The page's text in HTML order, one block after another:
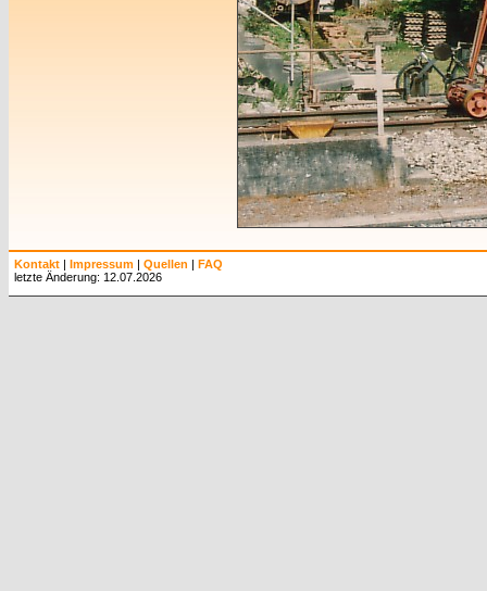
Kontakt | Impressum | Quellen | FAQ
letzte Änderung: 12.07.2026